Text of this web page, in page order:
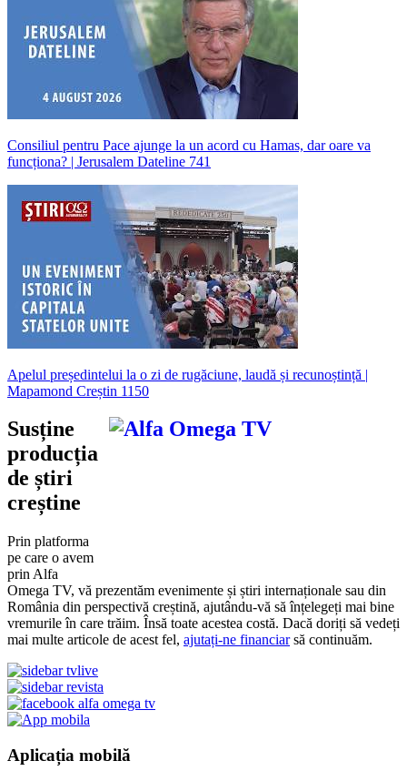
Consiliul pentru Pace ajunge la un acord cu Hamas, dar oare va
funcționa? | Jerusalem Dateline 741
Apelul președintelui la o zi de rugăciune, laudă și recunoștință |
Mapamond Creștin 1150
Susține
producția
de știri
creștine
Prin platforma
pe care o avem
prin Alfa
Omega TV, vă prezentăm evenimente și știri internaționale sau din
România din perspectivă creștină, ajutându-vă să înțelegeți mai bine
vremurile în care trăim. Însă toate acestea costă. Dacă doriți să vedeți
mai multe articole de acest fel, ajutați-ne financiarsă continuăm.
Aplicația mobilă